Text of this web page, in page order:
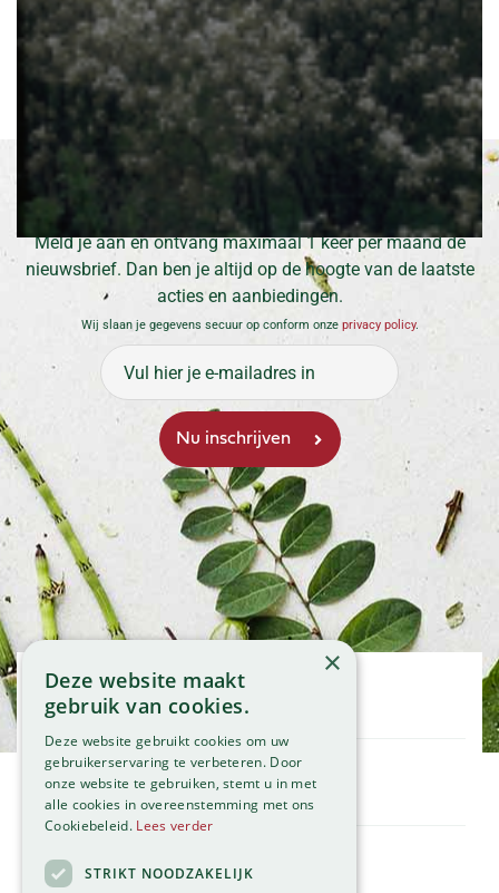
Amerikaans krentenboompje
Amelanchier lamarckii
Inschrijven voor onze nieuwsbrief
Meld je aan en ontvang maximaal 1 keer per maand de
nieuwsbrief. Dan ben je altijd op de hoogte van de laatste
acties en aanbiedingen.
Wij slaan je gegevens secuur op conform onze privacy policy.
Openingstijden
Maandag
Dinsdag
Woensdag
Donderdag
Zaterdag
Klantenservice
Service
Tuincentrum
Contact
×
Deze website maakt
gebruik van cookies.
Deze website gebruikt cookies om uw
gebruikerservaring te verbeteren. Door
onze website te gebruiken, stemt u in met
alle cookies in overeenstemming met ons
Cookiebeleid. Lees verder
STRIKT NOODZAKELIJK